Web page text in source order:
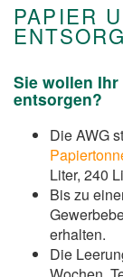
PAPIER
Sie wollen
entsorgen?
Die AWG
Liter, 240
Bis zu
erhalten.
Die